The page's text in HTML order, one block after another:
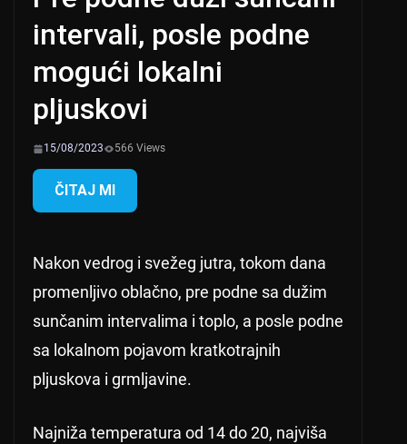
intervali, posle podne
mogući lokalni
pljuskovi
15/08/2023 566 Views
ČITAJ MI
Nakon vedrog i svežeg jutra, tokom dana
promenljivo oblačno, pre podne sa dužim
sunčanim intervalima i toplo, a posle podne
sa lokalnom pojavom kratkotrajnih
pljuskova i grmljavine.
Najniža temperatura od 14 do 20, najviša